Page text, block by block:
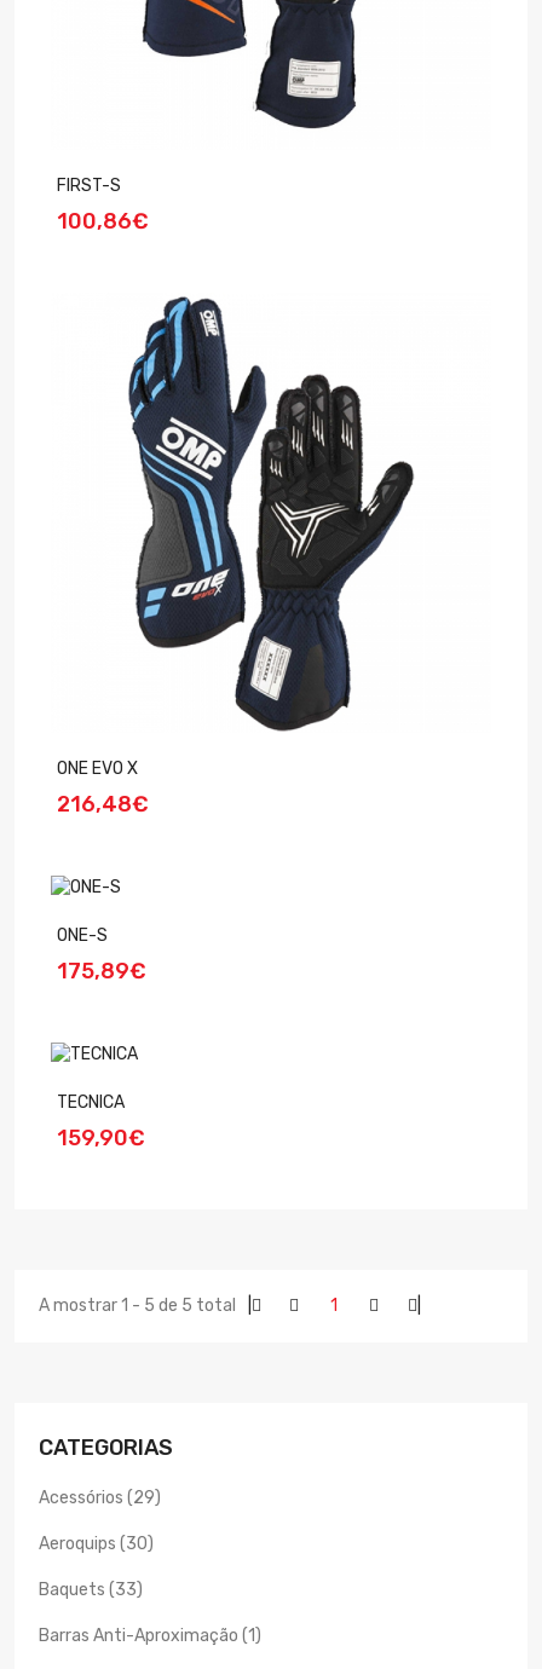
FIRST-S
100,86€
ONE EVO X
216,48€
ONE-S
175,89€
TECNICA
159,90€
1
A mostrar 1 - 5 de 5 total
CATEGORIAS
Acessórios (29)
Aeroquips (30)
Baquets (33)
Barras Anti-Aproximação (1)